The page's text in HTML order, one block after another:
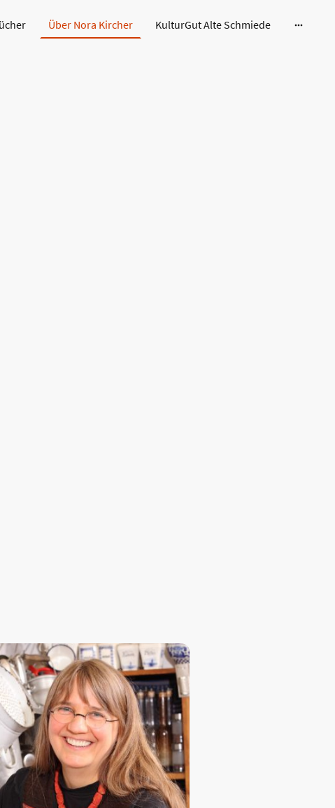
Über Nora Kircher KulturGut Alte Schmiede